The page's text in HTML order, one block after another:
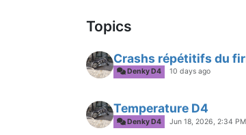
Topics
Crashs répétitifs du
Denky D4 10 days ago
Temperature D4
Denky D4 Jun 18, 2026, 2:34 PM